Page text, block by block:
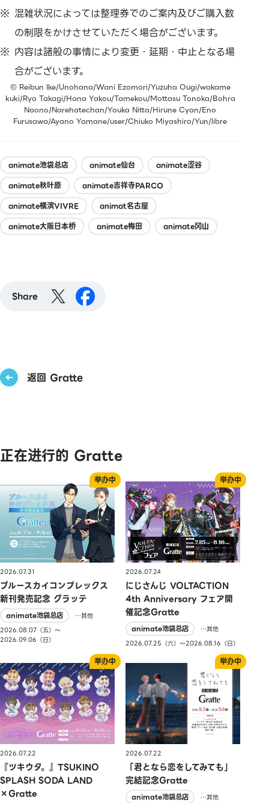
混雑状況によっては整理券でのご案内及びご購入数
の制限をかけさせていただく場合がございます。
内容は諸般の事情により変更・延期・中止となる場
合がございます。
© Reibun Ike/Unohana/Wani Ezomori/Yuzuha Ougi/wakame
kuki/Ryo Takagi/Hana Yakou/Tamekou/Mottasu Tonoka/Bohra
Naono/Narehatechan/Youka Nitta/Hirune Cyan/Eno
Furusawa/Ayano Yamane/user/Chiuko Miyashiro/Yun/libre
animate池袋总店 animate仙台
animate涩谷
animate秋叶原
animate吉祥寺PARCO
animate横滨VIVRE
animat名古屋
animate大阪日本桥
animate梅田 animate冈山
Share
返回 Gratte
正在进行的 Gratte
2026.07.31
ブルースカイコンプレックス
新刊発売記念 グラッテ
animate池袋总店
…其他
2026.08.07（五）〜
2026.09.06（日）
2026.07.24
にじさんじ VOLTACTION
4th Anniversary フェア開
催記念Gratte
animate池袋总店
…其他
2026.07.25（六）〜2026.08.16（日）
2026.07.22
『ツキウタ。』TSUKINO
SPLASH SODA LAND
×Gratte
2026.07.22
「君となら恋をしてみても」
完結記念Gratte
animate池袋总店
…其他